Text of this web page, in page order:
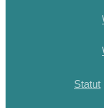
Statut